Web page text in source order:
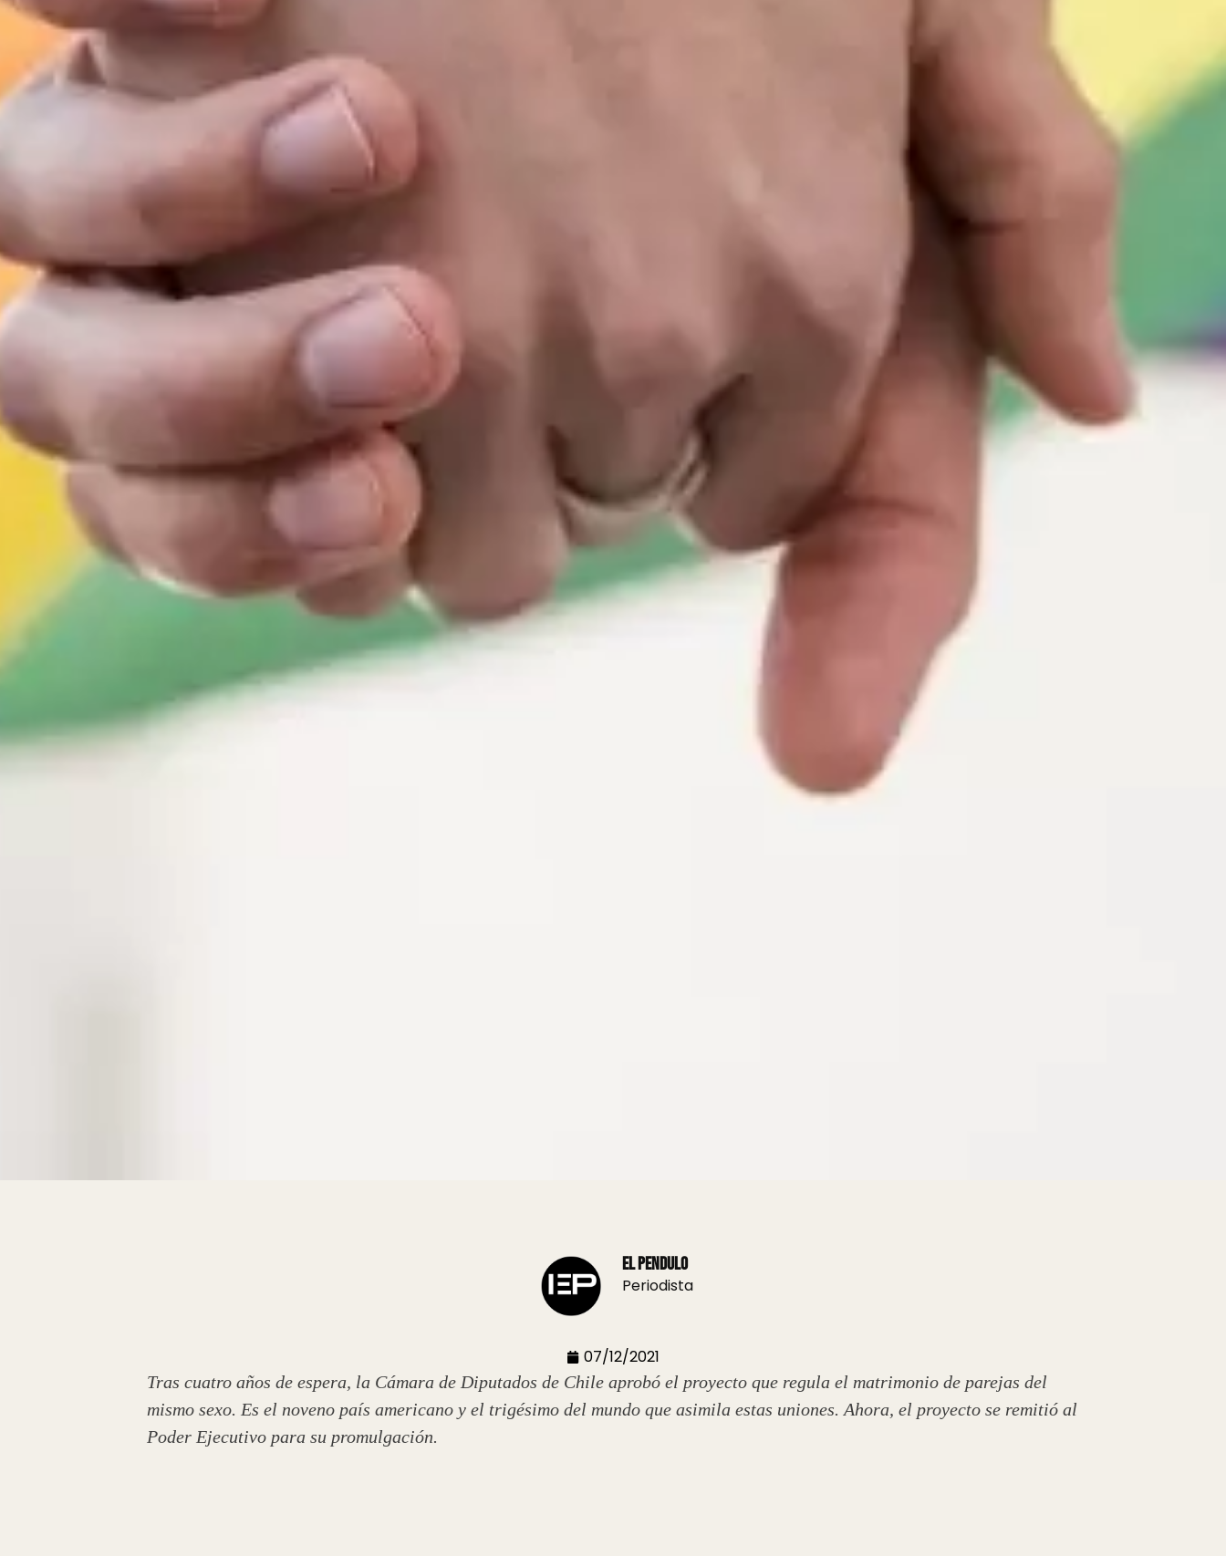
El Pendulo
Periodista
07/12/2021
Tras cuatro años de espera, la Cámara de Diputados de Chile aprobó el proyecto que regula el matrimonio de parejas del
mismo sexo. Es el noveno país americano y el trigésimo del mundo que asimila estas uniones. Ahora, el proyecto se remitió al
Poder Ejecutivo para su promulgación.